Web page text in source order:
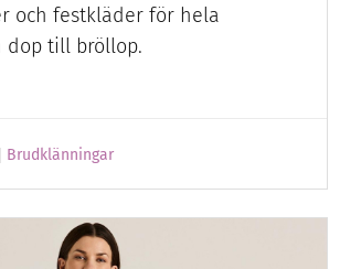
och festkläder för hela
till bröllop.
Brudklänningar